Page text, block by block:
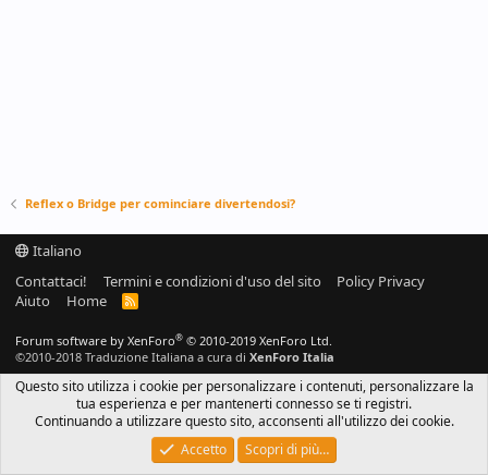
Reflex o Bridge per cominciare divertendosi?
Italiano
Contattaci!
Termini e condizioni d'uso del sito
Policy Privacy
Aiuto
Home
R
Forum software by XenForo® © 2010-2019 XenForo Ltd.
©2010-2018 Traduzione Italiana a cura di XenForo Italia
Questo sito utilizza i cookie per personalizzare i contenuti, personalizzare la
tua esperienza e per mantenerti connesso se ti registri.
Continuando a utilizzare questo sito, acconsenti all'utilizzo dei cookie.
Accetto
Scopri di più…